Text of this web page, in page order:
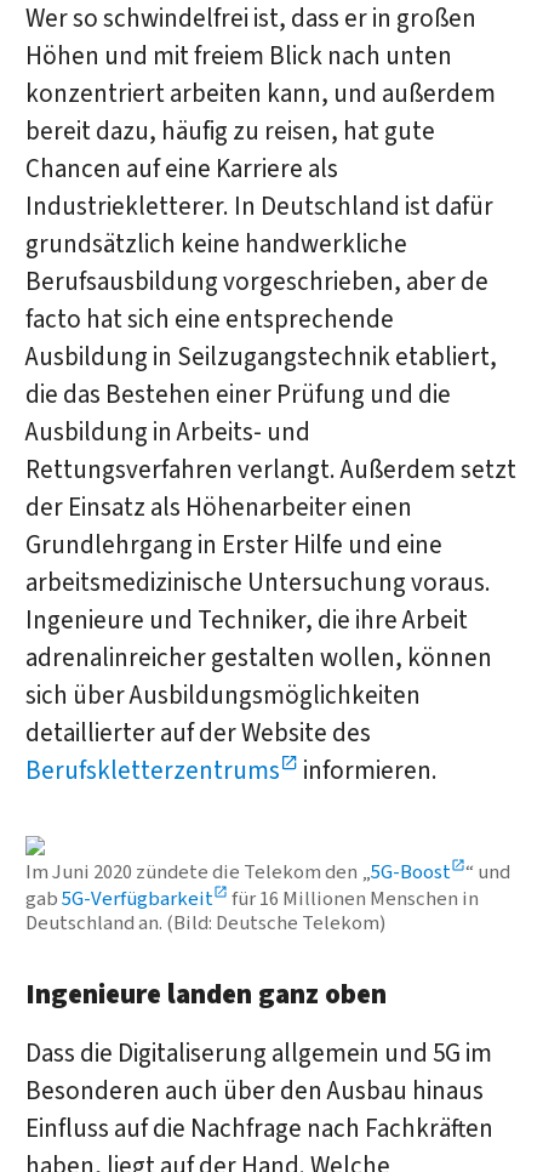
Wer so schwindelfrei ist, dass er in großen
Höhen und mit freiem Blick nach unten
konzentriert arbeiten kann, und außerdem
bereit dazu, häufig zu reisen, hat gute
Chancen auf eine Karriere als
Industriekletterer. In Deutschland ist dafür
grundsätzlich keine handwerkliche
Berufsausbildung vorgeschrieben, aber de
facto hat sich eine entsprechende
Ausbildung in Seilzugangstechnik etabliert,
die das Bestehen einer Prüfung und die
Ausbildung in Arbeits- und
Rettungsverfahren verlangt. Außerdem setzt
der Einsatz als Höhenarbeiter einen
Grundlehrgang in Erster Hilfe und eine
arbeitsmedizinische Untersuchung voraus.
Ingenieure und Techniker, die ihre Arbeit
adrenalinreicher gestalten wollen, können
sich über Ausbildungsmöglichkeiten
detaillierter auf der Website des
Berufskletterzentrums
informieren.
Im Juni 2020 zündete die Telekom den „5G-Boost “ und
gab5G-Verfügbarkeit
für 16 Millionen Menschen in
Deutschland an. (Bild: Deutsche Telekom)
Ingenieure landen ganz oben
Dass die Digitaliserung allgemein und 5G im
Besonderen auch über den Ausbau hinaus
Einfluss auf die Nachfrage nach Fachkräften